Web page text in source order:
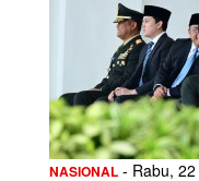
NASIONAL - Rabu,